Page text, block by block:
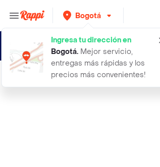
Bogotá
Ingresa tu dirección en
Bogotá. Mejor servicio,
entregas más rápidas y los
precios más convenientes!
abrigo anorak candi negro talla 72